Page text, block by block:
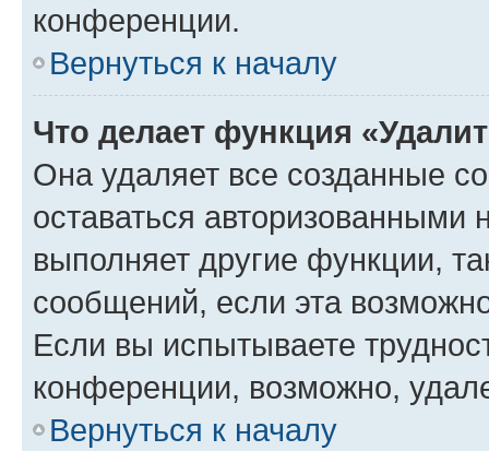
конференции.
Вернуться к началу
Что делает функция
Она удаляет все созданные
оставаться авторизованными
выполняет другие функции,
сообщений, если эта
Если вы испытываете
конференции, возможно,
Вернуться к началу